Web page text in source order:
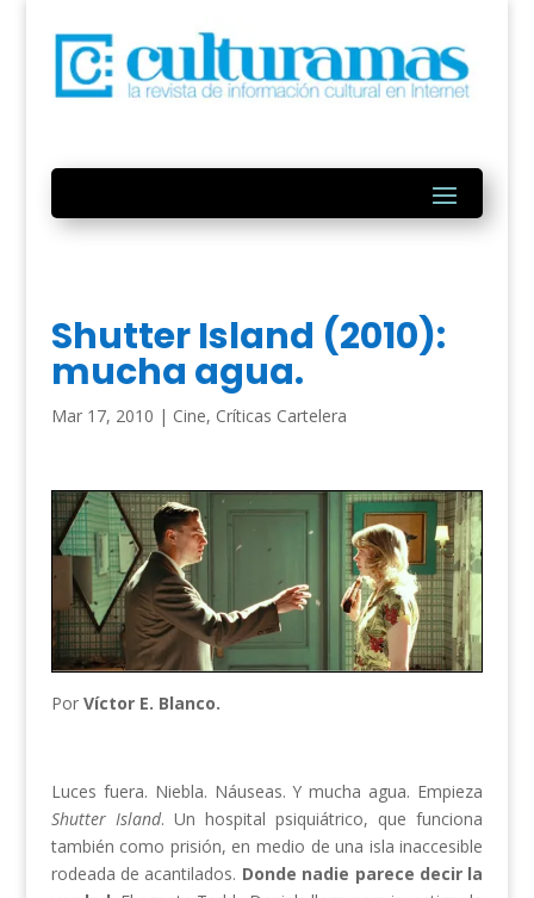
Shutter Island (2010):
mucha agua.
Mar 17, 2010 | Cine, Críticas Cartelera
PorVíctor E. Blanco.
Luces fuera. Niebla. Náuseas. Y mucha agua. Empieza
Shutter Island. Un hospital psiquiátrico, que funciona
también como prisión, en medio de una isla inaccesible
rodeada de acantilados. Donde nadie parece decir la